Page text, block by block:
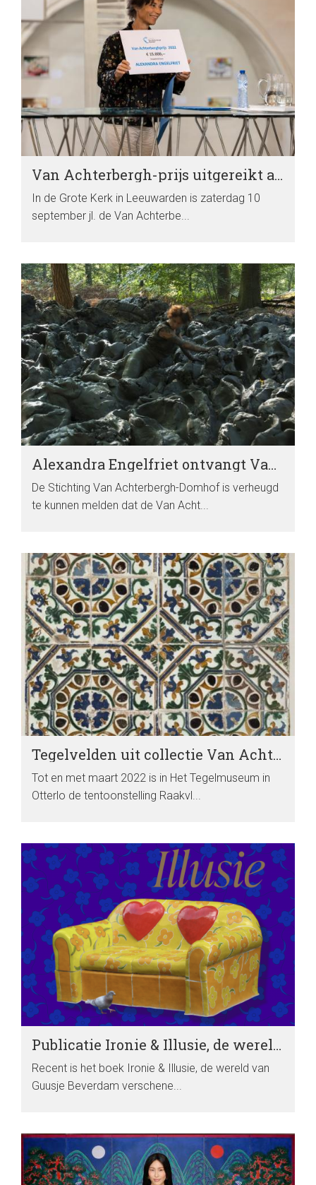
Van Achterbergh-prijs uitgereikt aan Alexandra Engelfriet
In de Grote Kerk in Leeuwarden is zaterdag 10
september jl. de Van Achterbe...
Alexandra Engelfriet ontvangt Van Achterberghprijs 2022
De Stichting Van Achterbergh-Domhof is verheugd
te kunnen melden dat de Van Acht...
Tegelvelden uit collectie Van Achterbergh-Domhof te zien in Het Tegelmuseum
Tot en met maart 2022 is in Het Tegelmuseum in
Otterlo de tentoonstelling Raakvl...
Publicatie Ironie & Illusie, de wereld van Guusje Beverdam
Recent is het boek Ironie & Illusie, de wereld van
Guusje Beverdam verschene...